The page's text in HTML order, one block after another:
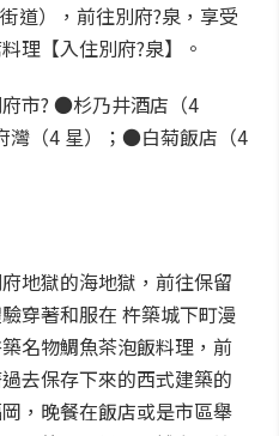
道），前往別府?泉，享受
理【入住別府?泉】。
市? ●杉乃井酒店（4
（4 星）；●白菊飯店（4
地獄的海地獄，前往保留
穿著和服在 杵築城下町漫
名物鯛魚茶泡飯料理，前
去保存下來的西式建築的
，晚餐在飯店或是市區舉